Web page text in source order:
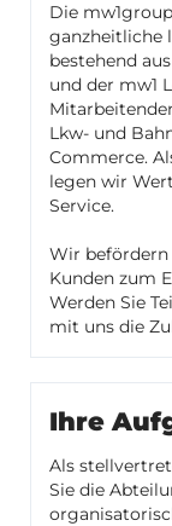
Die
ganzheitliche
bestehend
und der mw1
Lkw- und
Commerce.
legen wir
Service.
Wir befördern
Kunden zum
Werden Sie
mit uns die
Ihre
Als
Sie die